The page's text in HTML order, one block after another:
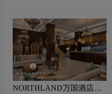
NORTHLAND万国酒店集